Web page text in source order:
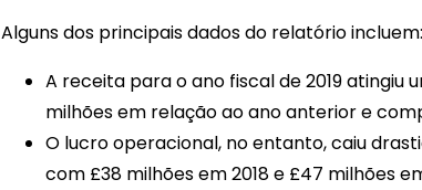
Alguns dos principais dados do relatório incluem:
A receita para o ano fiscal de 2019 atingiu
milhões em relação ao ano anterior e
O lucro operacional, no entanto, caiu
com £38 milhões em 2018 e £47 milhões